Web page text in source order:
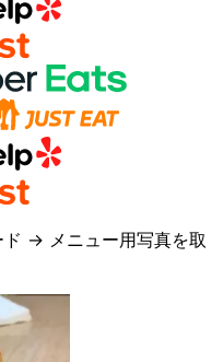
→ メニュー用写真を取